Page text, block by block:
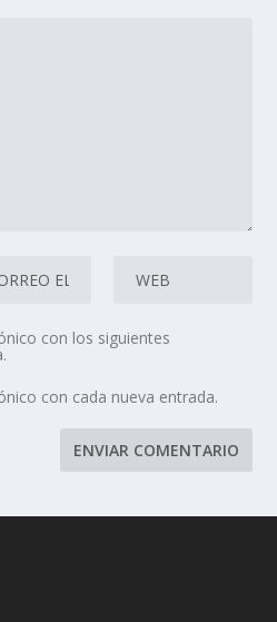
con los siguientes
con cada nueva entrada.